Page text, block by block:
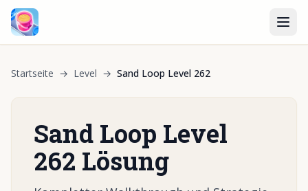
Startseite → Level → Sand Loop Level 262
Sand Loop Level
262 Lösung